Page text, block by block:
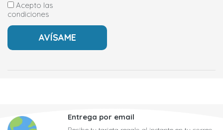
Acepto las
condiciones
Entrega por email